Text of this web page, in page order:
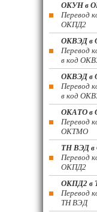
ОКУН в
Перевод
ОКПД2
ОКВЭД в
Перевод
в код
ОКВЭД в
Перевод
в код
ОКАТО в
Перевод
ОКТМО
ТН ВЭД
Перевод
ОКПД2
ОКПД2 в
Перевод
ТН ВЭД